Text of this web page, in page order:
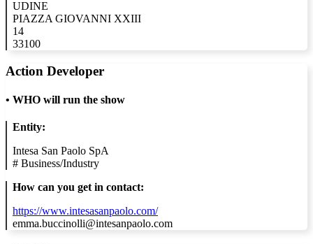
UDINE
PIAZZA GIOVANNI XXIII
14
33100
Action Developer
• WHO will run the show
Entity:
Intesa San Paolo SpA
# Business/Industry
How can you get in contact:
https://www.intesasanpaolo.com/
emma.buccinolli@intesanpaolo.com